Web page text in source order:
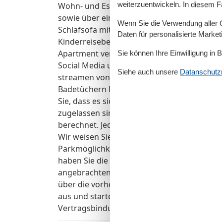
Wohn- und Essbereich mit offener Küche.
sowie über einen Kleiderschrank und ein
Schlafsofa mit einer Liegefläche von 1,29
Kinderreisebett und ein Kinderhochstuhl
Apartment verfügt über kostenloses
Social Media und den Austausch von
streamen von Filmen ist nicht
Badetüchern liegt im Apartment bereit
Sie, dass es sich bei diesem Apartment
zugelassen sind. Ab der 3. Person (ab 3
berechnet. Jedes Apartment verfügt über
Wir weisen Sie darauf hin, dass es auf
Parkmöglichkeit gibt. [nbsp] Laden ohne
haben Sie die Möglichkeit zur direkten
angebrachten QR-Code mit Ihrem
über die vorherrschenden Preise. Wählen
aus und starten und bezahlen Sie direkt
Vertragsbindungen den Ladevorgang.
weiterzuentwickeln. In diesem
Wenn Sie die Verwendung
Daten für personalisierte
Sie können Ihre Einwilligung in
Siehe auch unsere